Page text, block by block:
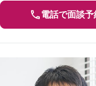
電話で面談予